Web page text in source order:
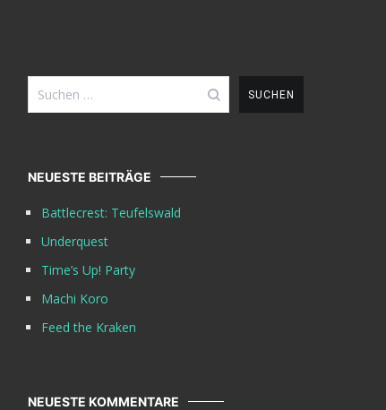
Suchen
nach:
NEUESTE BEITRÄGE
Battlecrest: Teufelswald
Underquest
Time’s Up! Party
Machi Koro
Feed the Kraken
NEUESTE KOMMENTARE